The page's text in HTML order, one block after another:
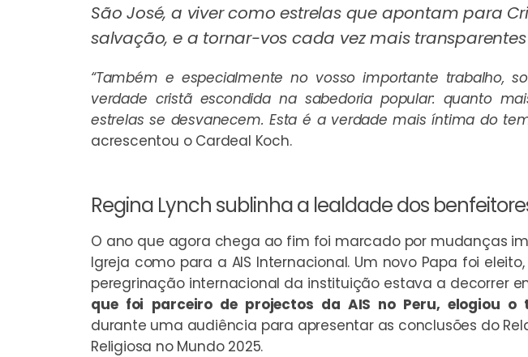
São José, a viver como estrelas que apontam para
salvação, e a tornar-vos cada vez mais transparentes
“Também e especialmente no vosso importante trabalho,
verdade cristã escondida na sabedoria popular: quanto
estrelas se desvanecem. Esta é a verdade mais íntima do
acrescentou o Cardeal Koch.
Regina Lynch sublinha a lealdade dos
O ano que agora chega ao fim foi marcado por mudanças
Igreja como para a AIS Internacional. Um novo Papa foi
peregrinação internacional da instituição estava a decorrer
que foi parceiro de projectos da AIS no Peru, elogiou o
durante uma audiência para apresentar as conclusões do
Religiosa no Mundo 2025.